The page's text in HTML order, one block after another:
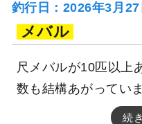
釣行日：2026年3月
メバル
尺メバルが10匹以上
数も結構あがってい
続